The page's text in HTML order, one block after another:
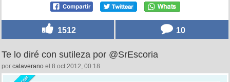
1512 10
Te lo diré con sutileza por @SrEscoria
por calaverano el 8 oct 2012, 00:18